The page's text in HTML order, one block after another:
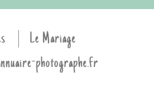
Le Mariage
photographe.fr